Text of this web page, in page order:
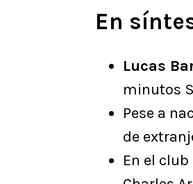
En
Lucas
minutos
Pese a
de
En el